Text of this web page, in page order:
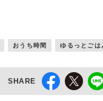
おうち時間 ゆるっとごは
SHARE